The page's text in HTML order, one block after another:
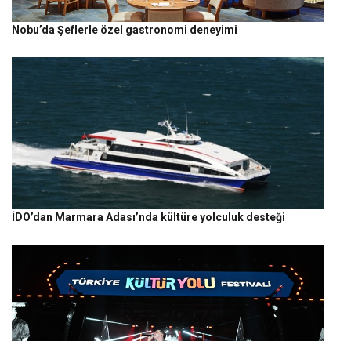
Nobu’da Şeflerle özel gastronomi deneyimi
İDO’dan Marmara Adası’nda kültüre yolculuk desteği